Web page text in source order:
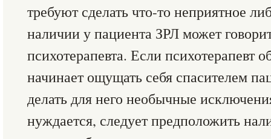
требуют сделать что-то неприятное
наличии у пациента ЗРЛ может
психотерапевта. Если психотерапевт
начинает ощущать себя спасителем
делать для него необычные
нуждается, следует предположить